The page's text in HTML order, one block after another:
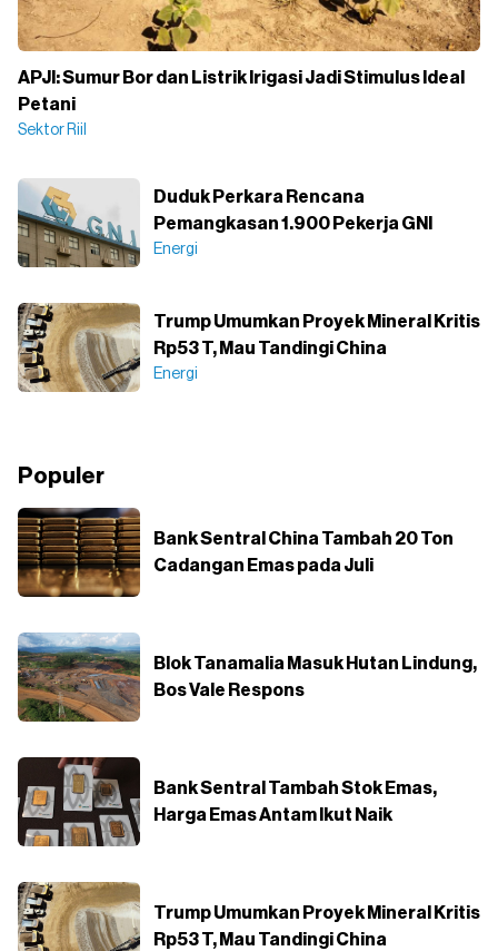
APJI: Sumur Bor dan Listrik Irigasi Jadi Stimulus Ideal
Petani
Sektor Riil
Duduk Perkara Rencana
Pemangkasan 1.900 Pekerja GNI
Energi
Trump Umumkan Proyek Mineral Kritis
Rp53 T, Mau Tandingi China
Energi
Populer
Bank Sentral China Tambah 20 Ton
Cadangan Emas pada Juli
Blok Tanamalia Masuk Hutan Lindung,
Bos Vale Respons
Bank Sentral Tambah Stok Emas,
Harga Emas Antam Ikut Naik
Trump Umumkan Proyek Mineral Kritis
Rp53 T, Mau Tandingi China